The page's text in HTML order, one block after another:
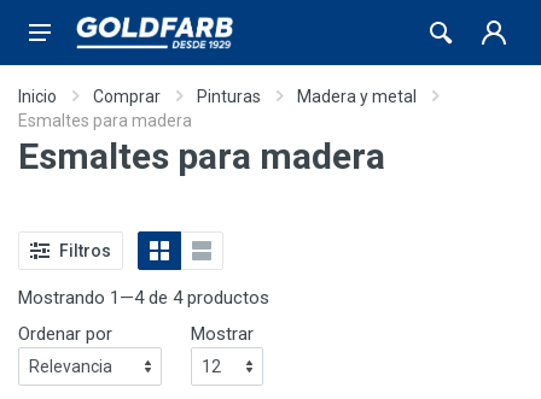
Inicio Comprar Pinturas
Madera y metal
Esmaltes para madera
Esmaltes para madera
Filtros
Mostrando 1—4 de 4 productos
Ordenar por
Mostrar